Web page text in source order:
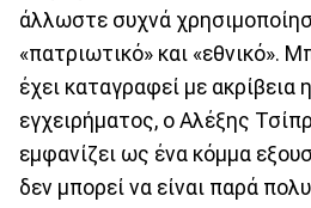
άλλωστε συχνά
«πατριωτικό» και «εθνικό».
έχει καταγραφεί με ακρίβεια
εγχειρήματος, ο Αλέξης
εμφανίζει ως ένα κόμμα
δεν μπορεί να είναι παρά